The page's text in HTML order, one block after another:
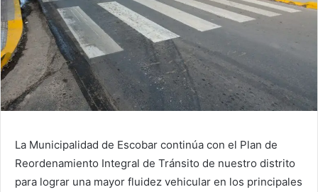
La Municipalidad de Escobar continúa con el Plan de
Reordenamiento Integral de Tránsito de nuestro distrito
para lograr una mayor fluidez vehicular en los principales